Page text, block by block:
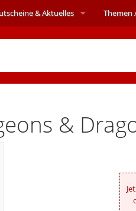
&
&Aktuelles Themen